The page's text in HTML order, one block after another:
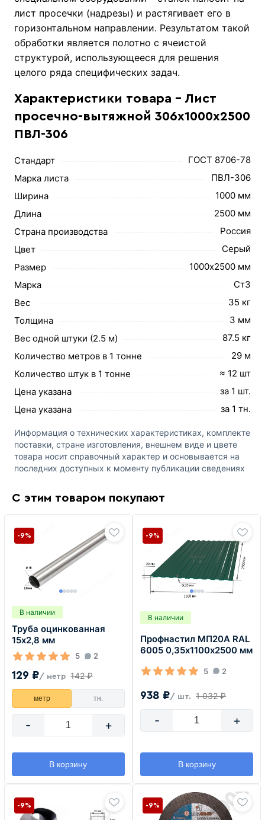
лист просечки (надрезы) и растягивает его в
горизонтальном направлении. Результатом такой
обработки является полотно с ячеистой
структурой, использующееся для решения
целого ряда специфических задач.
Характеристики товара - Лист
просечно-вытяжной 306х1000х2500
ПВЛ-306
Стандарт
ГОСТ 8706-78
Марка листа
ПВЛ-306
Ширина
1000 мм
Длина
2500 мм
Страна производства
Россия
Цвет
Серый
Размер
1000х2500 мм
Марка
Ст3
Вес
35 кг
Толщина
3 мм
Вес одной штуки (2.5 м)
87.5 кг
Количество метров в 1 тонне
29 м
Количество штук в 1 тонне
≈ 12 шт
Цена указана
за 1 шт.
Цена указана
за 1 тн.
Информация о технических характеристиках, комплекте
поставки, стране изготовления, внешнем виде и цвете
товара носит справочный характер и основывается на
последних доступных к моменту публикации сведениях
С этим товаром покупают
В наличии
Труба оцинкованная
15х2,8 мм
5 2
129 ₽/ метр 142 ₽
-9%
метр тн.
- +
В корзину
В наличии
Профнастил МП20А RAL
6005 0,35х1100х2500 мм
5 2
938 ₽/ шт. 1 032 ₽
-9%
- +
В корзину
-9% -9%